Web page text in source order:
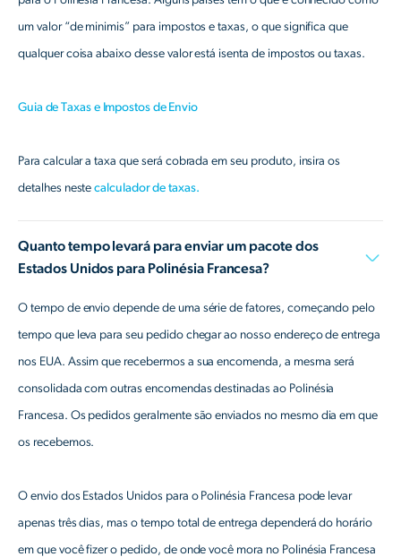
um valor “de minimis” para impostos e taxas, o que significa que
qualquer coisa abaixo desse valor está isenta de impostos ou taxas.
Guia de Taxas e Impostos de Envio
Para calcular a taxa que será cobrada em seu produto, insira os
detalhes nestecalculador de taxas.
Quanto tempo levará para enviar um pacote dos
Estados Unidos para Polinésia Francesa?
O tempo de envio depende de uma série de fatores, começando pelo
tempo que leva para seu pedido chegar ao nosso endereço de entrega
nos EUA. Assim que recebermos a sua encomenda, a mesma será
consolidada com outras encomendas destinadas ao Polinésia
Francesa. Os pedidos geralmente são enviados no mesmo dia em que
os recebemos.
O envio dos Estados Unidos para o Polinésia Francesa pode levar
apenas três dias, mas o tempo total de entrega dependerá do horário
em que você fizer o pedido, de onde você mora no Polinésia Francesa